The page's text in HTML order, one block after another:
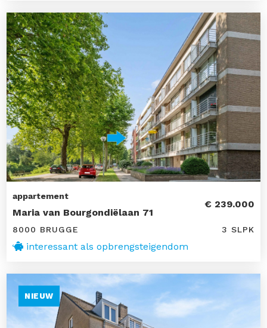
appartement
Maria van Bourgondiëlaan 71
€ 239.000
8000 BRUGGE 3 SLPK
interessant als opbrengsteigendom
NIEUW